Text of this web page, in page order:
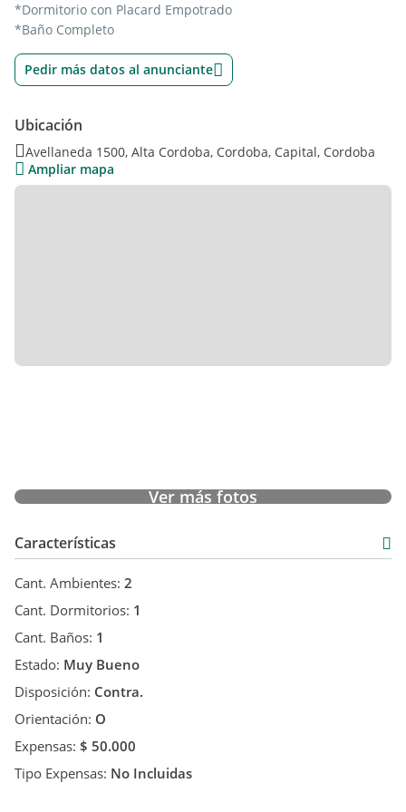
*Dormitorio con Placard Empotrado
*Baño Completo
Pedir más datos al anunciante
Ubicación
Avellaneda 1500, Alta Cordoba, Cordoba, Capital, Cordoba
Ampliar mapa
Ver más fotos
Características
Cant. Ambientes: 2
Cant. Dormitorios: 1
Cant. Baños: 1
Estado: Muy Bueno
Disposición: Contra.
Orientación: O
Expensas: $ 50.000
Tipo Expensas: No Incluidas